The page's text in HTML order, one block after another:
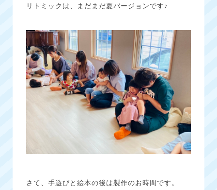
リトミックは、まだまだ夏バージョンです♪
さて、手遊びと絵本の後は製作のお時間です。